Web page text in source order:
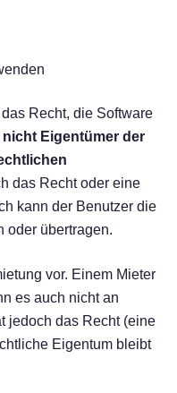
Recht, die Software
nicht Eigentümer der
das Recht oder eine
kann der Benutzer die
oder übertragen.
vor. Einem Mieter
es auch nicht an
jedoch das Recht (eine
Eigentum bleibt